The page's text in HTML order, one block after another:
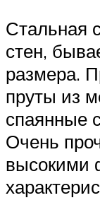
Стальная
стен,
размера.
пруты из
спаянные
Очень
высокими